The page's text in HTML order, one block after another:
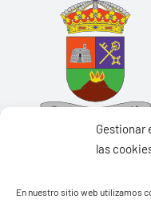
Gestionar
las
En nuestro sitio web utilizamos